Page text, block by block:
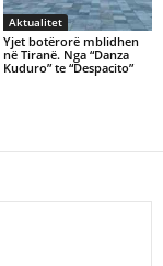
Aktualitet
Yjet botërorë mblidhen
në Tiranë. Nga “Danza
Kuduro” te “Despacito”